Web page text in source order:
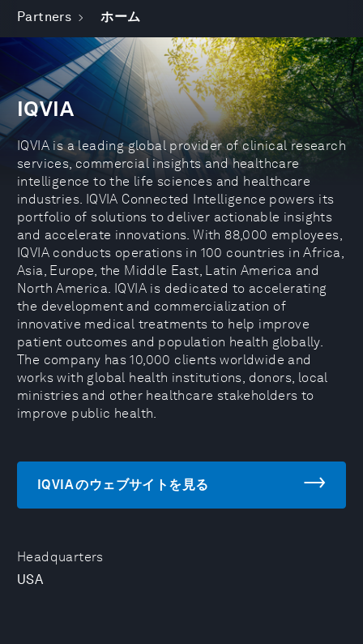
Partners ホーム
Headquarters
USA
IQVIA
IQVIA is a leading global provider of clinical research
services, commercial insights and healthcare
intelligence to the life sciences and healthcare
industries. IQVIA Connected Intelligence powers its
portfolio of solutions to deliver actionable insights
and accelerate innovations. With 88,000 employees,
IQVIA conducts operations in 100 countries in Africa,
Asia, Europe, the Middle East, Latin America and
North America. IQVIA is dedicated to accelerating
the development and commercialization of
innovative medical treatments to help improve
patient outcomes and population health globally.
The company has 10,000 clients worldwide and
works with global health institutions, donors, local
ministries and other healthcare stakeholders to
improve public health.
IQVIA のウェブサイトを見る